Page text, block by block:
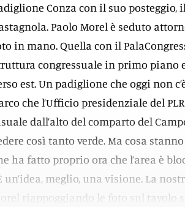
Conza con il suo posteggio,
Paolo Morel è seduto
in mano. Quella con il
congressuale in primo piano
est. Un padiglione che oggi non
che l’Ufficio presidenziale del
dall’alto del comparto del
così tanto verde. Ma cosa
ha fatto proprio ora che l’area è
un’idea, meglio, una visione. La
riappoggiando le foto sul tavolo